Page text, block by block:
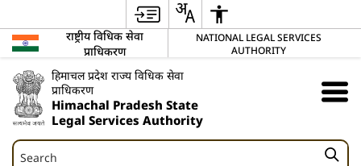
राष्ट्रीय विधिक सेवा
प्राधिकरण
NATIONAL LEGAL SERVICES
AUTHORITY
हिमाचल प्रदेश राज्य विधिक सेवा
प्राधिकरण
Himachal Pradesh State
Legal Services Authority
Search
Search